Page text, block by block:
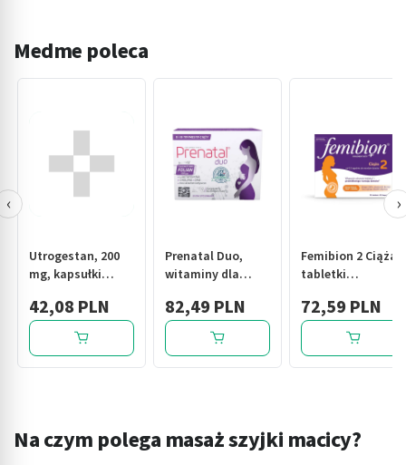
Medme poleca
Utrogestan, 200
mg, kapsułki
miękkie, 15 szt.
42,08 PLN
Prenatal Duo,
witaminy dla
13. tygodnia) i
karmiących
piersią, kapsułki,
60 szt.+ 30 szt.
82,49 PLN
Femibion 2 Ciąża,
tabletki
kapsułki miękkie,
28 szt. + 28 szt.
72,59 PLN
‹ ›
Na czym polega masaż szyjki macicy?